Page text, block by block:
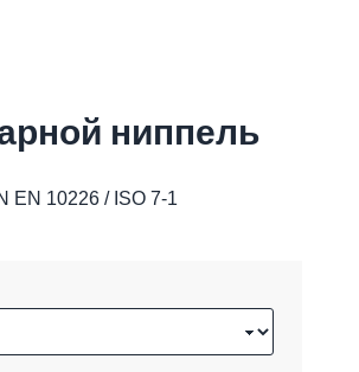
ниппель
EN 10226 / ISO 7-1